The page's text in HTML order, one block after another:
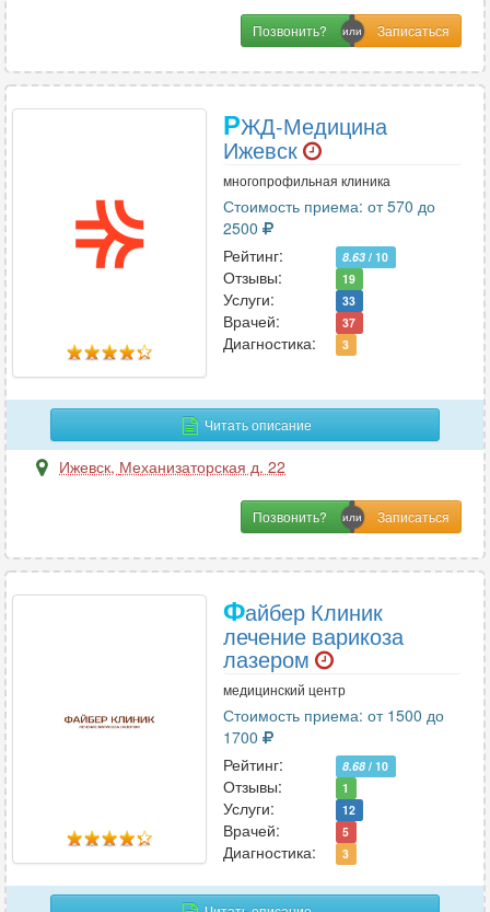
Хирургия 11
Хирургия-ортопедия
Цефалгология
Челюстно-лицевая хирургия
Эндокринология 10
Эндоскопия
1
Позвонить?
РЖД-Медицина
Ижевск
многопрофильная клиника
Стоимость приема: от 570 до
2500
Рейтинг:
8.63 / 10
Отзывы: 19
Услуги: 33
Врачей: 37
Диагностика: 3
Читать описание
Ижевск, Механизаторская д. 22
Позвонить?
Файбер Клиник
лечение варикоза
лазером
медицинский центр
Стоимость приема: от 1500 до
1700
Рейтинг:
8.68 / 10
Отзывы: 1
Услуги: 12
Врачей: 5
Диагностика: 3